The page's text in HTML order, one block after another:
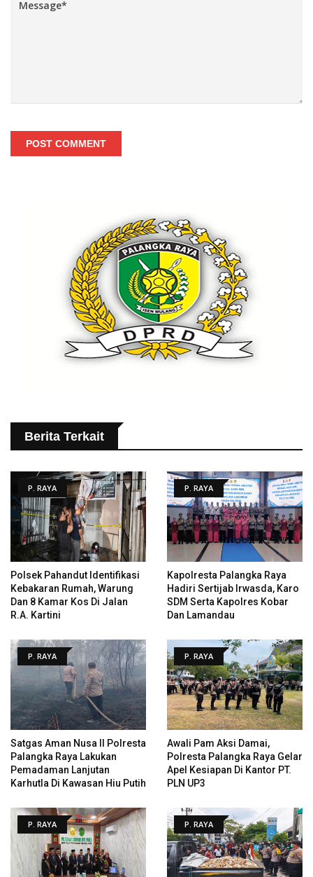
POST COMMENT
Berita Terkait
P. RAYA
Polsek Pahandut Identifikasi
Kebakaran Rumah, Warung
Dan 8 Kamar Kos Di Jalan
R.A. Kartini
P. RAYA
Kapolresta Palangka Raya
Hadiri Sertijab Irwasda, Karo
SDM Serta Kapolres Kobar
Dan Lamandau
P. RAYA
Satgas Aman Nusa II Polresta
Palangka Raya Lakukan
Pemadaman Lanjutan
Karhutla Di Kawasan Hiu Putih
P. RAYA
Awali Pam Aksi Damai,
Polresta Palangka Raya Gelar
Apel Kesiapan Di Kantor PT.
PLN UP3
P. RAYA P. RAYA